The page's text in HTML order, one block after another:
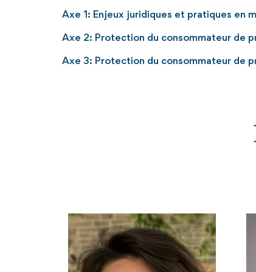
Axe 1: Enjeux juridiques et pratiques en
Axe 2: Protection du consommateur de
Axe 3: Protection du consommateur de